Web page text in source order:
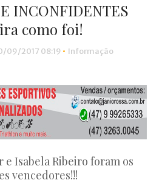
INCONFIDENTES
como foi!
09/2017 08:19 • Informação
Isabela Ribeiro foram os
vencedores!!!